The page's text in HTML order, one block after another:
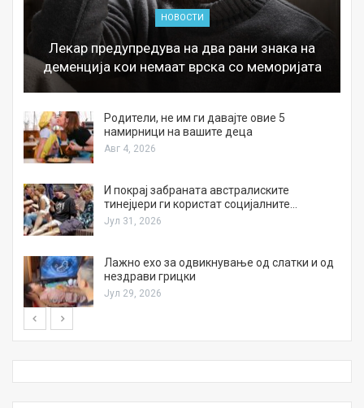
НОВОСТИ
Лекар предупредува на два рани знака на
деменција кои немаат врска со меморијата
Родители, не им ги давајте овие 5
намирници на вашите деца
Авг 4, 2026
И покрај забраната австралиските
тинејџери ги користат социјалните…
Јул 31, 2026
Лажно ехо за одвикнување од слатки и од
нездрави грицки
Јул 29, 2026